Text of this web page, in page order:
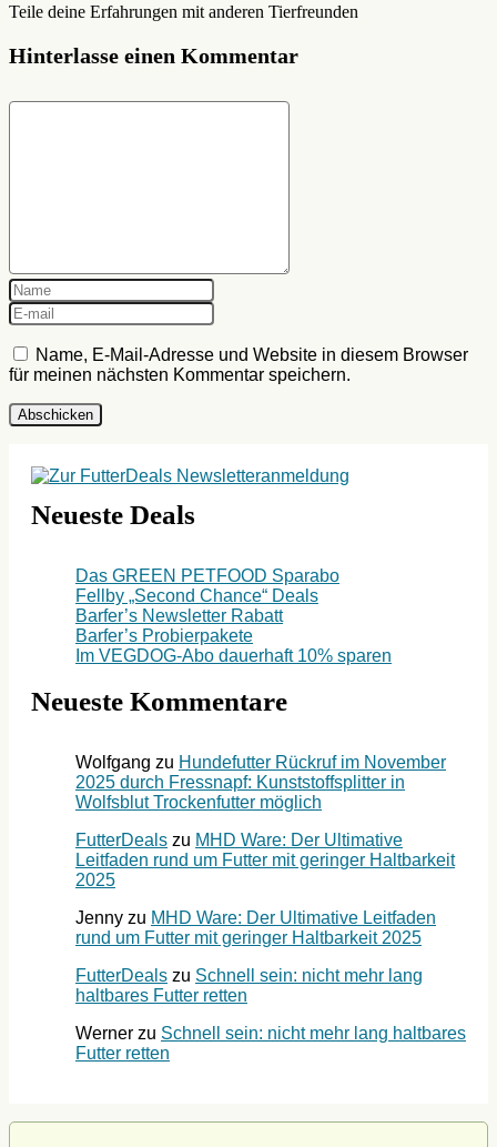
Teile deine Erfahrungen mit anderen Tierfreunden
Hinterlasse einen Kommentar
Name, E-Mail-Adresse und Website in diesem Browser
für meinen nächsten Kommentar speichern.
Neueste Deals
Das GREEN PETFOOD Sparabo
Fellby „Second Chance“ Deals
Barfer’s Newsletter Rabatt
Barfer’s Probierpakete
Im VEGDOG-Abo dauerhaft 10% sparen
Neueste Kommentare
Wolfgang zu Hundefutter Rückruf im November
2025 durch Fressnapf: Kunststoffsplitter in
Wolfsblut Trockenfutter möglich
FutterDeals zu MHD Ware: Der Ultimative
Leitfaden rund um Futter mit geringer Haltbarkeit
2025
Jenny zu MHD Ware: Der Ultimative Leitfaden
rund um Futter mit geringer Haltbarkeit 2025
FutterDeals zu Schnell sein: nicht mehr lang
haltbares Futter retten
Werner zu Schnell sein: nicht mehr lang haltbares
Futter retten